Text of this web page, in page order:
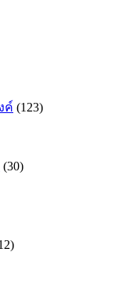
ค์ (123)
(30)